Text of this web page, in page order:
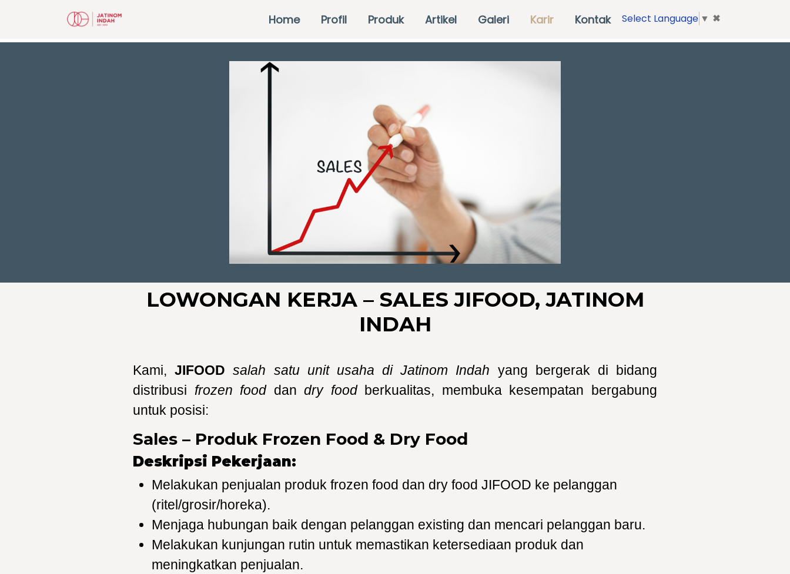
Home Profil Produk Artikel Galeri Karir Kontak Select Language ▼ ✖
LOWONGAN KERJA – SALES JIFOOD, JATINOM
INDAH
Kami,JIFOOD salah satu unit usaha di Jatinom Indah yang bergerak di bidang
distribusi frozen fooddandry foodberkualitas, membuka kesempatan bergabung
untuk posisi:
Sales – Produk Frozen Food & Dry Food
Deskripsi Pekerjaan:
Melakukan penjualan produk frozen food dan dry food JIFOOD ke pelanggan
(ritel/grosir/horeka).
Menjaga hubungan baik dengan pelanggan existing dan mencari pelanggan baru.
Melakukan kunjungan rutin untuk memastikan ketersediaan produk dan
meningkatkan penjualan.